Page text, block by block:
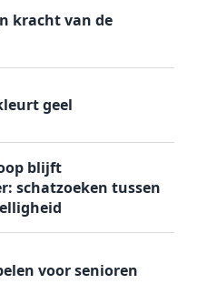
kracht van de
geel
blijft
schatzoeken tussen
voor senioren